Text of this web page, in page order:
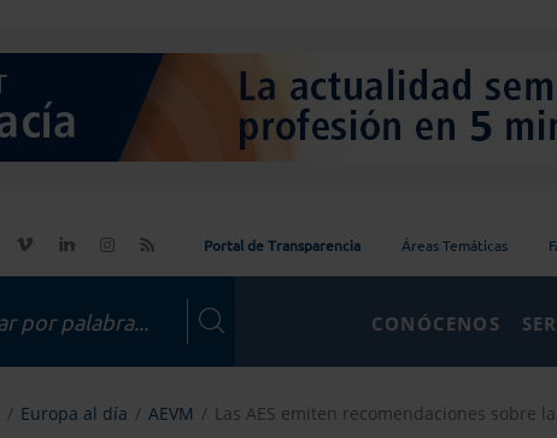
Portal de Transparencia Áreas Temáticas
CONÓCENOS
Europa al día AEVM Las AES emiten recomendaciones sobre